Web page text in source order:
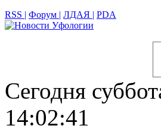
RSS | Форум | ЛДАЯ | PDA
Сегодня
14:02:42